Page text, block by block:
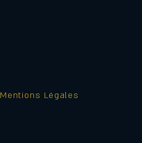
Mentions Légales